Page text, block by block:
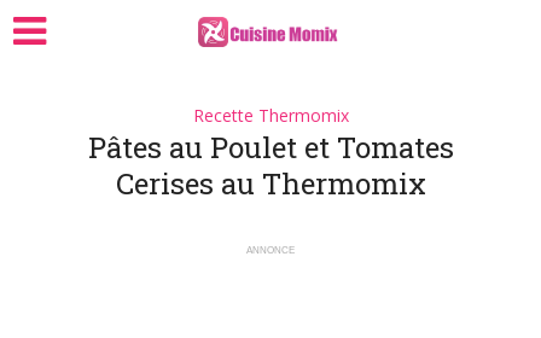
Recette Thermomix
Pâtes au Poulet et Tomates
Cerises au Thermomix
ANNONCE